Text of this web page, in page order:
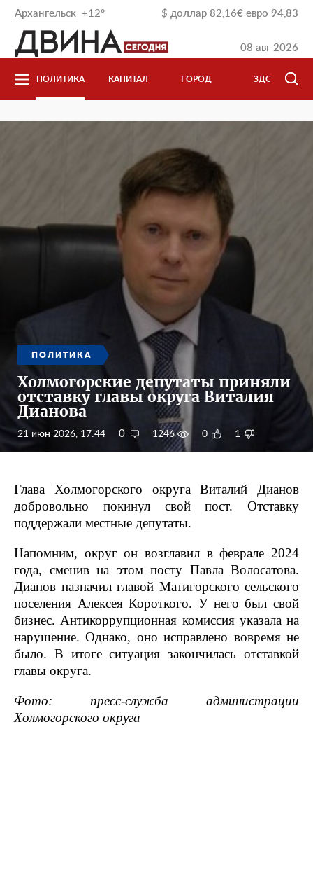
08 авг 2026
$ доллар 82,16€ евро 94,83
Архангельск +12°
ПОЛИТИКА КАПИТАЛ ГОРОД ЗДОРОВЬЕ
ПОЛИТИКА
Холмогорские депутаты приняли
отставку главы округа Виталия
Дианова
21 июн 2026, 17:44 0 1246 0 1
Глава Холмогорского округа Виталий Дианов
добровольно покинул свой пост. Отставку
поддержали местные депутаты.
Напомним, округ он возглавил в феврале 2024
года, сменив на этом посту Павла Волосатова.
Дианов назначил главой Матигорского сельского
поселения Алексея Короткого. У него был свой
бизнес. Антикоррупционная комиссия указала на
нарушение. Однако, оно исправлено вовремя не
было. В итоге ситуация закончилась отставкой
главы округа.
Фото: пресс-служба администрации
Холмогорского округа